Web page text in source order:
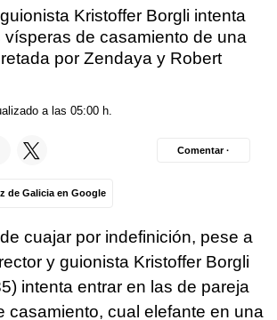
Kristoffer Borgli intenta
vísperas de casamiento de una
por Zendaya y Robert
a las 05:00 h.
de Galicia en Google
Comentar ·
cuajar por indefinición, pese a
y guionista Kristoffer Borgli
intenta entrar en las de pareja
casamiento, cual elefante en una